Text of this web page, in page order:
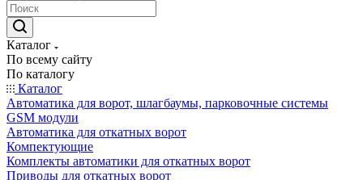
Каталог
По всему сайту
По каталогу
Каталог
Автоматика для ворот, шлагбаумы, парковочные системы
GSM модули
Автоматика для откатных ворот
Компектующие
Комплекты автоматики для откатных ворот
Приводы для откатных ворот